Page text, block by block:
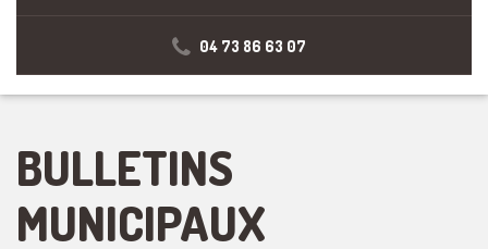
04 73 86 63 07
BULLETINS
MUNICIPAUX